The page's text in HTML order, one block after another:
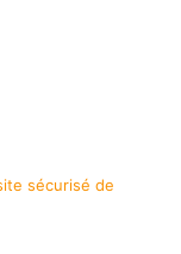
sécurisé de